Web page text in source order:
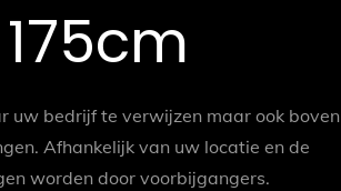
uw bedrijf te verwijzen maar ook boven
Afhankelijk van uw locatie en de
worden door voorbijgangers.